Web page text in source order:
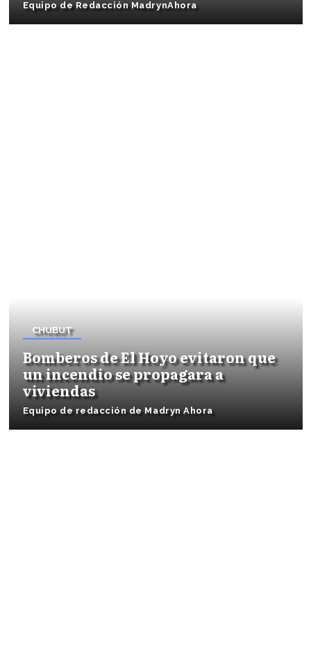
Equipo de Redacción MadrynAhora
CHUBUT
Bomberos de El Hoyo evitaron que
un incendio se propagara a
viviendas
Equipo de redacción de Madryn Ahora